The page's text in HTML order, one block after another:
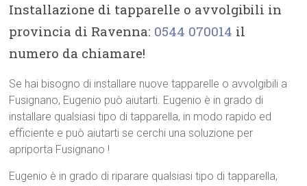
Installazione di tapparelle o avvolgibili in
provincia di Ravenna: 0544 070014 il
numero da chiamare!
Se hai bisogno di installare nuove tapparelle o avvolgibili a
Fusignano, Eugenio può aiutarti. Eugenio è in grado di
installare qualsiasi tipo di tapparella, in modo rapido ed
efficiente e può aiutarti se cerchi una soluzione per
apriporta Fusignano !
Eugenio è in grado di riparare qualsiasi tipo di tapparella,